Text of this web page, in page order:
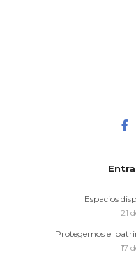
Espacios
21
Protegemos el
17